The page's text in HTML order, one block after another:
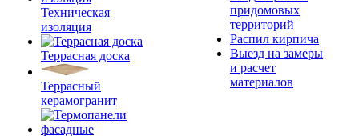
Техническая
изоляция
Террасная доска
Террасный
керамогранит
придомовых
территорий
Распил кирпича
Выезд на замеры
и расчет
материалов